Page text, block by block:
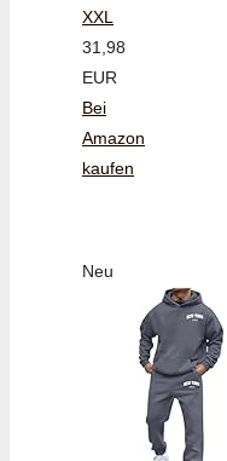
XXL
31,98
EUR
Bei
Amazon
kaufen
Neu